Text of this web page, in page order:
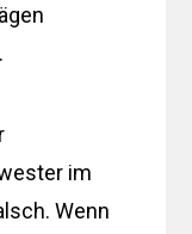
im
Wenn